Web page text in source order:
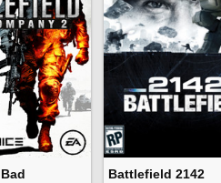
Battlefield 2142